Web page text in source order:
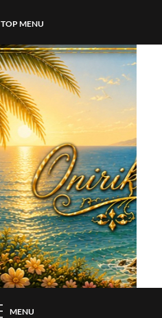
TOP MENU
MENU